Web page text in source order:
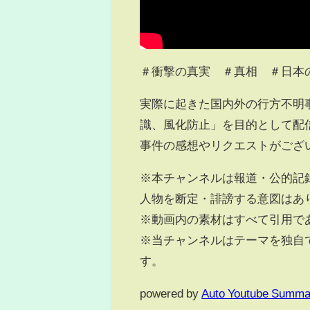
＃衝撃の真実 ＃真相 ＃日本
実際に起きた国内外の行方不
識、風化防止」を目的として配
事件の感想やリクエストがご
※本チャンネルは報道・公的記
人物を断定・誹謗する意図はあ
※動画内の素材はすべて引用で
※当チャンネルはテーマを独自
す。
powered by Auto Youtube